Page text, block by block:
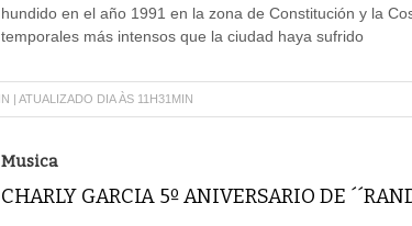
hundido en el año 1991 en la zona de Constitución y la
temporales más intensos que la ciudad haya sufrido
| ATUALIZADO DIA ÀS 11H31MIN
Musica
CHARLY GARCIA 5º ANIVERSARIO DE